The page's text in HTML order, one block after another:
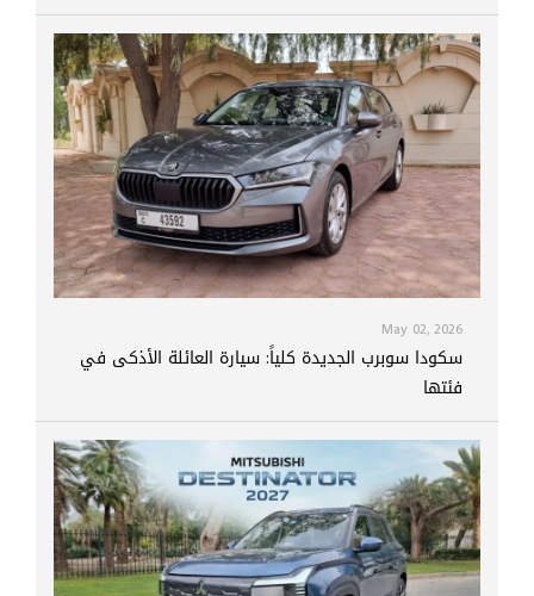
May 02, 2026
سكودا سوبرب الجديدة كلياً: سيارة العائلة الأذكى في
فئتها